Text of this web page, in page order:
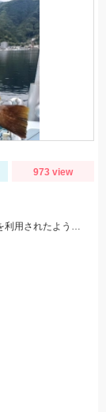
973 view
YouTuberのカズキング様の釣果です。ふじなみ丸さんを利用されたようです。